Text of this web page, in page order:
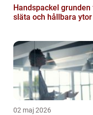
Handspackel grunden för
släta och hållbara ytor
02 maj 2026